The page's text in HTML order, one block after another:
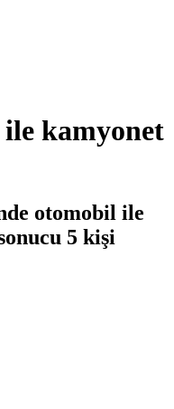
kamyonet
otomobil ile
5 kişi